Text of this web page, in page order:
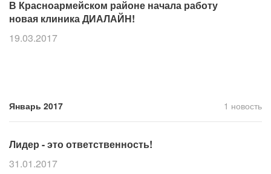
В Красноармейском районе начала работу
новая клиника ДИАЛАЙН!
19.03.2017
Январь 2017 1 новость
Лидер - это ответственность!
31.01.2017